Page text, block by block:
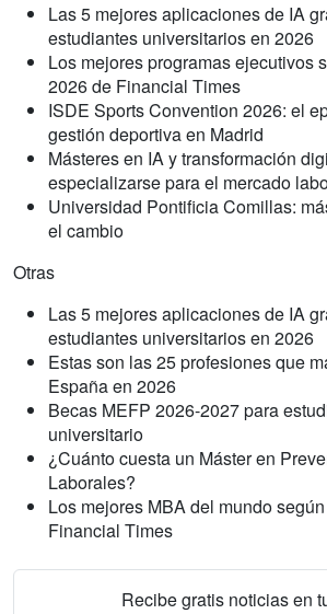
Las 5 mejores aplicaciones de IA
estudiantes universitarios en 2026
Los mejores programas ejecutivos
2026 de Financial Times
ISDE Sports Convention 2026: el
gestión deportiva en Madrid
Másteres en IA y transformación
especializarse para el mercado
Universidad Pontificia Comillas:
el cambio
Otras
Las 5 mejores aplicaciones de IA
estudiantes universitarios en 2026
Estas son las 25 profesiones que
España en 2026
Becas MEFP 2026-2027 para
universitario
¿Cuánto cuesta un Máster en
Laborales?
Los mejores MBA del mundo
Financial Times
Recibe gratis noticias en